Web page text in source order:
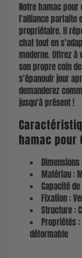
Notre hamac pour
l'alliance parfaite
propriétaire. Il
chat tout en
moderne. Offrez
son propre coin
s'épanouir jour
demanderez
jusqu'à présent !
hamac pour
Matériau :
Capacité
Fixation :
Structure :
Propriétés
déformable